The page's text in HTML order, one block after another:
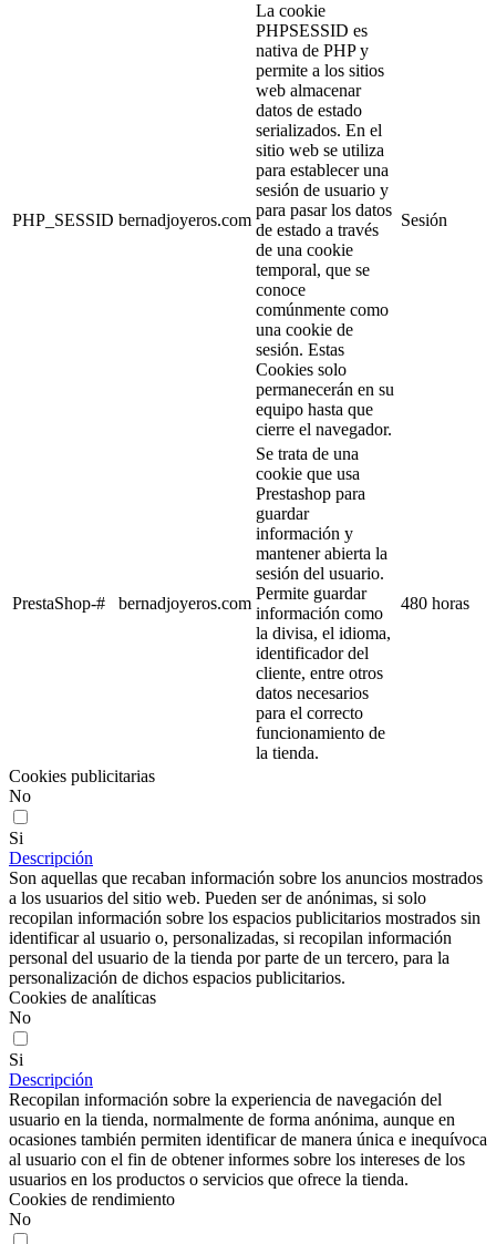
PHP_SESSID bernadjoyeros.com
La cookie
PHPSESSID es
nativa de PHP y
permite a los sitios
web almacenar
datos de estado
serializados. En el
sitio web se utiliza
para establecer una
sesión de usuario y
para pasar los datos
de estado a través
de una cookie
temporal, que se
conoce
comúnmente como
una cookie de
sesión. Estas
Cookies solo
permanecerán en su
equipo hasta que
cierre el navegador.
Sesión
PrestaShop-# bernadjoyeros.com
Se trata de una
cookie que usa
Prestashop para
guardar
información y
mantener abierta la
sesión del usuario.
Permite guardar
información como
la divisa, el idioma,
identificador del
cliente, entre otros
datos necesarios
para el correcto
funcionamiento de
la tienda.
480 horas
Cookies publicitarias
No
Si
Descripción
Son aquellas que recaban información sobre los anuncios mostrados
a los usuarios del sitio web. Pueden ser de anónimas, si solo
recopilan información sobre los espacios publicitarios mostrados sin
identificar al usuario o, personalizadas, si recopilan información
personal del usuario de la tienda por parte de un tercero, para la
personalización de dichos espacios publicitarios.
Cookies de analíticas
No
Si
Descripción
Recopilan información sobre la experiencia de navegación del
usuario en la tienda, normalmente de forma anónima, aunque en
ocasiones también permiten identificar de manera única e inequívoca
al usuario con el fin de obtener informes sobre los intereses de los
usuarios en los productos o servicios que ofrece la tienda.
Cookies de rendimiento
No